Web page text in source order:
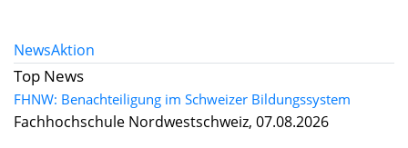
NewsAktion
Top News
FHNW: Benachteiligung im Schweizer Bildungssystem
Fachhochschule Nordwestschweiz, 07.08.2026